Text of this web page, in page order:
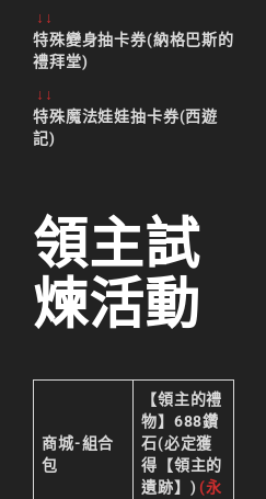
↓↓
特殊變身抽卡券(納格巴斯的
禮拜堂)
↓↓
特殊魔法娃娃抽卡券(西遊
記)
領主試
煉活動
商城-組合
包
【領主的禮
物】688鑽
石(必定獲
得【領主的
遺跡】) (永